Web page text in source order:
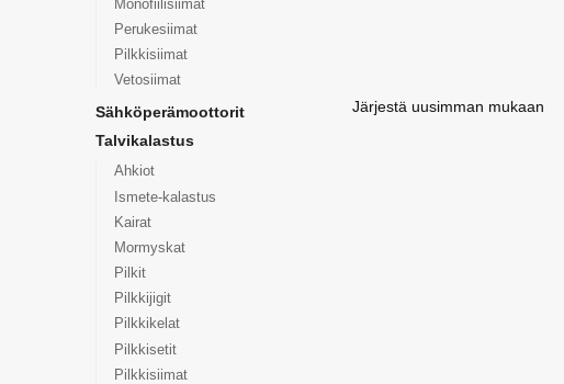
Monofiilisiimat
Perukesiimat
Pilkkisiimat
Vetosiimat
Sähköperämoottorit
Talvikalastus
Ahkiot
Ismete-kalastus
Kairat
Mormyskat
Pilkit
Pilkkijigit
Pilkkikelat
Pilkkisetit
Pilkkisiimat